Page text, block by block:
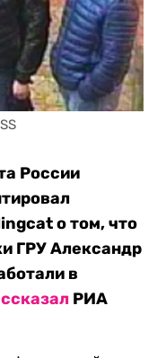
России
о том, что
ГРУ Александр
в
РИА